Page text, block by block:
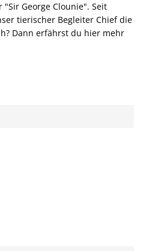
George Clounie". Seit
tierischer Begleiter Chief die
Dann erfährst du hier mehr